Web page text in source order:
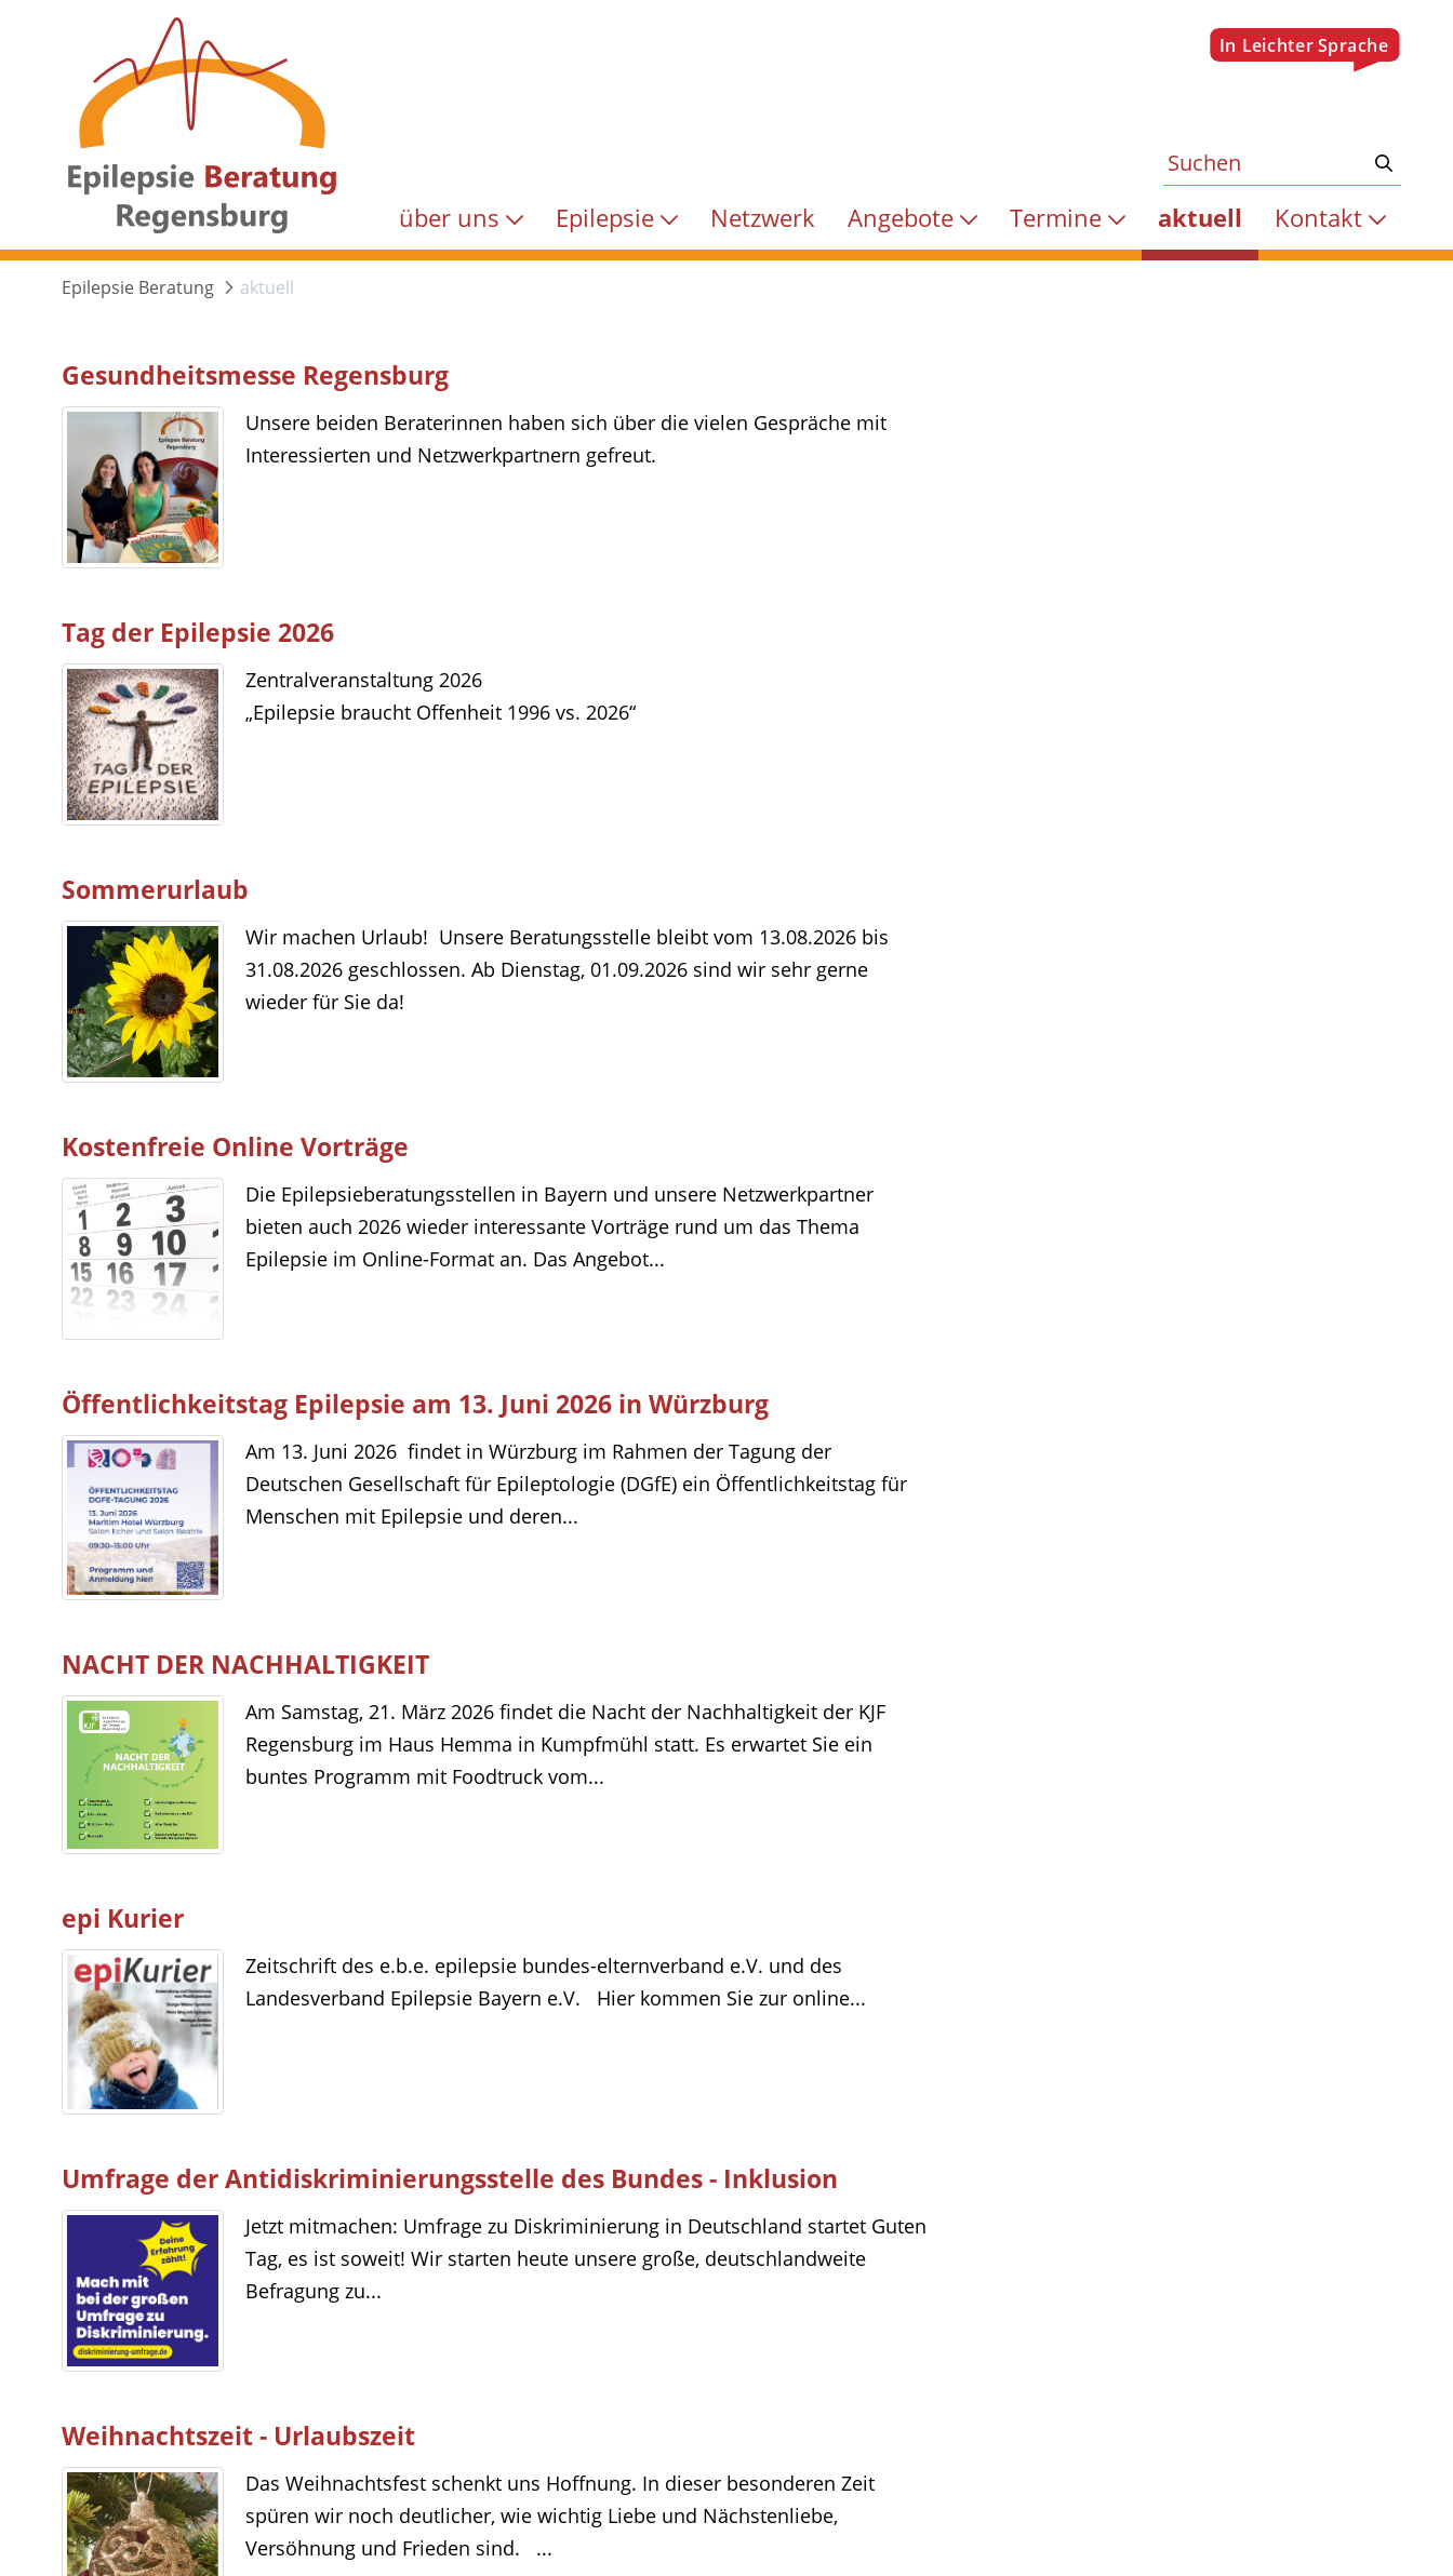
über uns Epilepsie Netzwerk Angebote Termine aktuell Kontakt
Epilepsie Beratung aktuell
Gesundheitsmesse Regensburg
Unsere beiden Beraterinnen haben sich über die vielen Gespräche mit
Interessierten und Netzwerkpartnern gefreut.
Tag der Epilepsie 2026
Zentralveranstaltung 2026
„Epilepsie braucht Offenheit 1996 vs. 2026“
Sommerurlaub
Wir machen Urlaub! Unsere Beratungsstelle bleibt vom 13.08.2026 bis
31.08.2026 geschlossen. Ab Dienstag, 01.09.2026 sind wir sehr gerne
wieder für Sie da!
Kostenfreie Online Vorträge
Die Epilepsieberatungsstellen in Bayern und unsere Netzwerkpartner
bieten auch 2026 wieder interessante Vorträge rund um das Thema
Epilepsie im Online-Format an. Das Angebot...
Öffentlichkeitstag Epilepsie am 13. Juni 2026 in Würzburg
Am 13. Juni 2026 findet in Würzburg im Rahmen der Tagung der
Deutschen Gesellschaft für Epileptologie (DGfE) ein Öffentlichkeitstag für
Menschen mit Epilepsie und deren...
NACHT DER NACHHALTIGKEIT
Am Samstag, 21. März 2026 findet die Nacht der Nachhaltigkeit der KJF
Regensburg im Haus Hemma in Kumpfmühl statt. Es erwartet Sie ein
buntes Programm mit Foodtruck vom...
epi Kurier
Zeitschrift des e.b.e. epilepsie bundes-elternverband e.V. und des
Landesverband Epilepsie Bayern e.V. Hier kommen Sie zur online...
Umfrage der Antidiskriminierungsstelle des Bundes - Inklusion
Jetzt mitmachen: Umfrage zu Diskriminierung in Deutschland startet Guten
Tag, es ist soweit! Wir starten heute unsere große, deutschlandweite
Befragung zu...
Weihnachtszeit - Urlaubszeit
Das Weihnachtsfest schenkt uns Hoffnung. In dieser besonderen Zeit
spüren wir noch deutlicher, wie wichtig Liebe und Nächstenliebe,
Versöhnung und Frieden sind. ...